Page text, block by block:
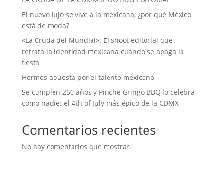
El nuevo lujo se vive a la mexicana, ¿por qué México
está de moda?
«La Cruda del Mundial»: El shoot editorial que
retrata la identidad mexicana cuando se apaga la
fiesta
Hermès apuesta por el talento mexicano
Se cumplen 250 años y Pinche Gringo BBQ lo celebra
como nadie: el 4th of July más épico de la CDMX
Comentarios recientes
No hay comentarios que mostrar.